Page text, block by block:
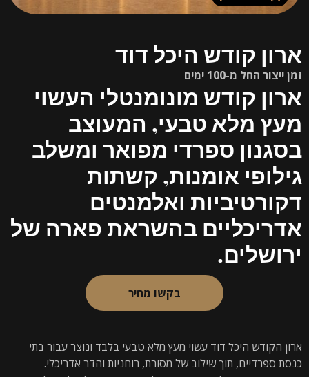
ארון קודש היכל דוד
זמן ייצור החל מ-100 ימים
ארון קודש מונומנטלי העשוי
מעץ מלא טבעי, המעוצב
בסגנון ספרדי מפואר ומשלב
גילופי אומנות, קשתות
דקורטיביות ואלמנטים
אדריכליים בהשראת פארה של
ירושלים.
בקשו מחיר
ארון הקודש היכל דוד עשוי מעץ מלא טבעי בלבד ונוצר עבור בתי
כנסת ספרדיים, תוך שילוב של מסורת, רוחניות והדר אדריכלי.